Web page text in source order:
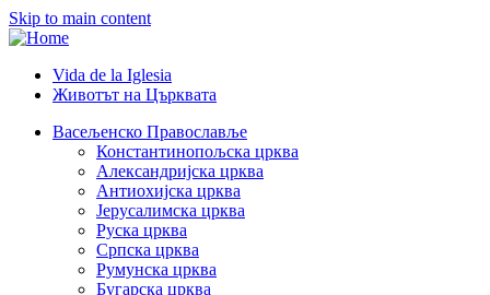
Skip to main content
Header
Category
Vida de la Iglesia
Животът на Църквата
Васељенско Православље
Константинопољска црква
Александријска црква
Антиохијска црква
Јерусалимска црква
Руска црква
Српска црква
Румунска црква
Бугарска црква